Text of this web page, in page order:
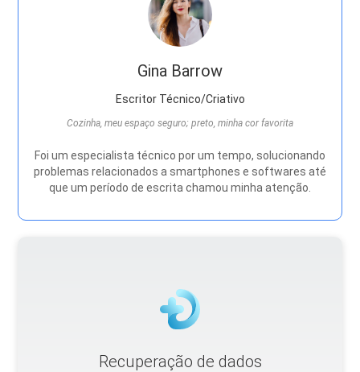
Gina Barrow
Escritor Técnico/Criativo
Cozinha, meu espaço seguro; preto, minha cor favorita
Foi um especialista técnico por um tempo, solucionando
problemas relacionados a smartphones e softwares até
que um período de escrita chamou minha atenção.
Recuperação de dados